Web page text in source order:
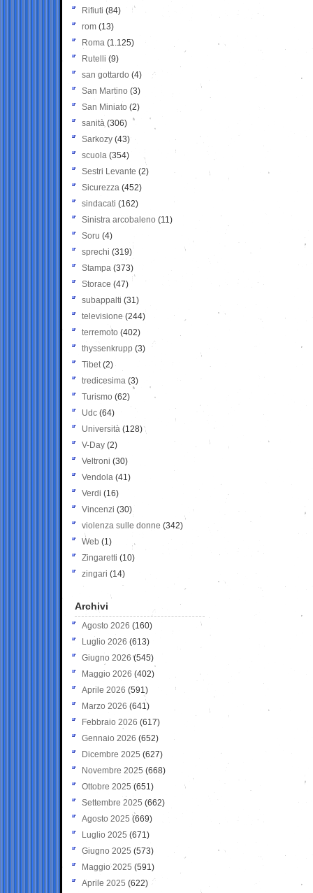
Rifiuti (84)
rom (13)
Roma (1.125)
Rutelli (9)
san gottardo (4)
San Martino (3)
San Miniato (2)
sanità (306)
Sarkozy (43)
scuola (354)
Sestri Levante (2)
Sicurezza (452)
sindacati (162)
Sinistra arcobaleno (11)
Soru (4)
sprechi (319)
Stampa (373)
Storace (47)
subappalti (31)
televisione(244)
terremoto (402)
thyssenkrupp (3)
Tibet(2)
tredicesima (3)
Turismo (62)
Udc (64)
Università (128)
V-Day (2)
Veltroni (30)
Vendola (41)
Verdi (16)
Vincenzi (30)
violenza sulle donne (342)
Web (1)
Zingaretti (10)
zingari (14)
Archivi
Agosto 2026 (160)
Luglio 2026 (613)
Giugno 2026 (545)
Maggio 2026 (402)
Aprile 2026 (591)
Marzo 2026 (641)
Febbraio 2026 (617)
Gennaio 2026 (652)
Dicembre 2025 (627)
Novembre 2025 (668)
Ottobre 2025 (651)
Settembre 2025 (662)
Agosto 2025 (669)
Luglio 2025 (671)
Giugno 2025 (573)
Maggio 2025 (591)
Aprile 2025 (622)